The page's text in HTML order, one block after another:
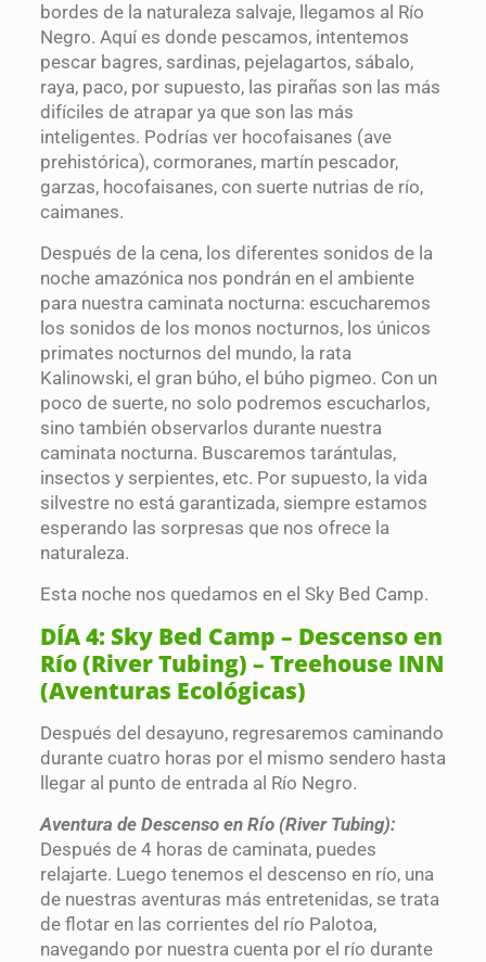
bordes de la naturaleza salvaje, llegamos al Río
Negro. Aquí es donde pescamos, intentemos
pescar bagres, sardinas, pejelagartos, sábalo,
raya, paco, por supuesto, las pirañas son las más
difíciles de atrapar ya que son las más
inteligentes. Podrías ver hocofaisanes (ave
prehistórica), cormoranes, martín pescador,
garzas, hocofaisanes, con suerte nutrias de río,
caimanes.
Después de la cena, los diferentes sonidos de la
noche amazónica nos pondrán en el ambiente
para nuestra caminata nocturna: escucharemos
los sonidos de los monos nocturnos, los únicos
primates nocturnos del mundo, la rata
Kalinowski, el gran búho, el búho pigmeo. Con un
poco de suerte, no solo podremos escucharlos,
sino también observarlos durante nuestra
caminata nocturna. Buscaremos tarántulas,
insectos y serpientes, etc. Por supuesto, la vida
silvestre no está garantizada, siempre estamos
esperando las sorpresas que nos ofrece la
naturaleza.
Esta noche nos quedamos en el Sky Bed Camp.
DÍA 4: Sky Bed Camp – Descenso en
Río (River Tubing) – Treehouse INN
(Aventuras Ecológicas)
Después del desayuno, regresaremos caminando
durante cuatro horas por el mismo sendero hasta
llegar al punto de entrada al Río Negro.
Aventura de Descenso en Río (River Tubing):
Después de 4 horas de caminata, puedes
relajarte. Luego tenemos el descenso en río, una
de nuestras aventuras más entretenidas, se trata
de flotar en las corrientes del río Palotoa,
navegando por nuestra cuenta por el río durante